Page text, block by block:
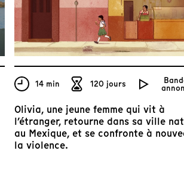
14 min 120 jours
Olivia, une jeune femme qui vit à
l’étranger, retourne dans sa ville
au Mexique, et se confronte à
la violence.